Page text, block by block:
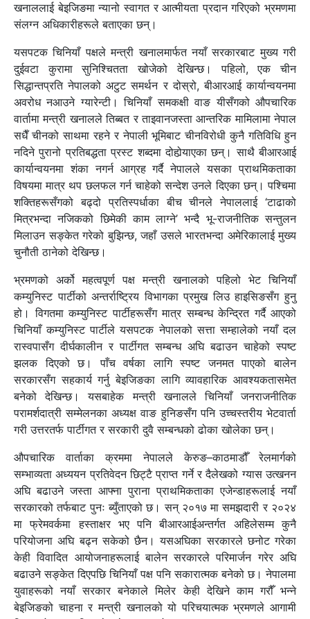
खनाललाई बेइजिङमा न्यानो स्वागत र आत्मीयता प्रदान गरिएको भ्रमणमा
संलग्न अधिकारीहरूले बताएका छन्।
यसपटक चिनियाँ पक्षले मन्त्री खनालमार्फत नयाँ सरकारबाट मुख्य गरी
दुईवटा कुरामा सुनिश्चितता खोजेको देखिन्छ। पहिलो, एक चीन
सिद्धान्तप्रति नेपालको अटुट समर्थन र दोस्रो, बीआरआई कार्यान्वयनमा
अवरोध नआउने ग्यारेन्टी। चिनियाँ समकक्षी वाङ यीसँगको औपचारिक
वार्तामा मन्त्री खनालले तिब्बत र ताइवानजस्ता आन्तरिक मामिलामा नेपाल
सधैँ चीनको साथमा रहने र नेपाली भूमिबाट चीनविरोधी कुनै गतिविधि हुन
नदिने पुरानो प्रतिबद्धता प्रस्ट शब्दमा दोहोर्‍याएका छन्। साथै बीआरआई
कार्यान्वयनमा शंका नगर्न आग्रह गर्दै नेपालले यसका प्राथमिकताका
विषयमा मात्र थप छलफल गर्न चाहेको सन्देश उनले दिएका छन्। पश्चिमा
शक्तिहरूसँगको बढ्दो प्रतिस्पर्धाका बीच चीनले नेपाललाई ‘टाढाको
मित्रभन्दा नजिकको छिमेकी काम लाग्ने’ भन्दै भू-राजनीतिक सन्तुलन
मिलाउन सङ्केत गरेको बुझिन्छ, जहाँ उसले भारतभन्दा अमेरिकालाई मुख्य
चुनौती ठानेको देखिन्छ।
भ्रमणको अर्को महत्वपूर्ण पक्ष मन्त्री खनालको पहिलो भेट चिनियाँ
कम्युनिस्ट पार्टीको अन्तर्राष्ट्रिय विभागका प्रमुख लिउ हाइसिङसँग हुनु
हो। विगतमा कम्युनिस्ट पार्टीहरूसँग मात्र सम्बन्ध केन्द्रित गर्दै आएको
चिनियाँ कम्युनिस्ट पार्टीले यसपटक नेपालको सत्ता सम्हालेको नयाँ दल
रास्वपासँग दीर्घकालीन र पार्टीगत सम्बन्ध अघि बढाउन चाहेको स्पष्ट
झलक दिएको छ। पाँच वर्षका लागि स्पष्ट जनमत पाएको बालेन
सरकारसँग सहकार्य गर्नु बेइजिङका लागि व्यावहारिक आवश्यकतासमेत
बनेको देखिन्छ। यसबाहेक मन्त्री खनालले चिनियाँ जनराजनीतिक
परामर्शदात्री सम्मेलनका अध्यक्ष वाङ हुनिङसँग पनि उच्चस्तरीय भेटवार्ता
गरी उत्तरतर्फ पार्टीगत र सरकारी दुवै सम्बन्धको ढोका खोलेका छन्।
औपचारिक वार्ताका क्रममा नेपालले केरुङ–काठमाडौँ रेलमार्गको
सम्भाव्यता अध्ययन प्रतिवेदन छिट्टै प्राप्त गर्ने र दैलेखको ग्यास उत्खनन
अघि बढाउने जस्ता आफ्ना पुराना प्राथमिकताका एजेन्डाहरूलाई नयाँ
सरकारको तर्फबाट पुनः ब्युँताएको छ। सन् २०१७ मा समझदारी र २०२४
मा फ्रेमवर्कमा हस्ताक्षर भए पनि बीआरआईअन्तर्गत अहिलेसम्म कुनै
परियोजना अघि बढ्न सकेको छैन। यसअघिका सरकारले छनोट गरेका
केही विवादित आयोजनाहरूलाई बालेन सरकारले परिमार्जन गरेर अघि
बढाउने सङ्केत दिएपछि चिनियाँ पक्ष पनि सकारात्मक बनेको छ। नेपालमा
युवाहरूको नयाँ सरकार बनेकाले मिलेर केही देखिने काम गरौँ भन्ने
बेइजिङको चाहना र मन्त्री खनालको यो परिचयात्मक भ्रमणले आगामी